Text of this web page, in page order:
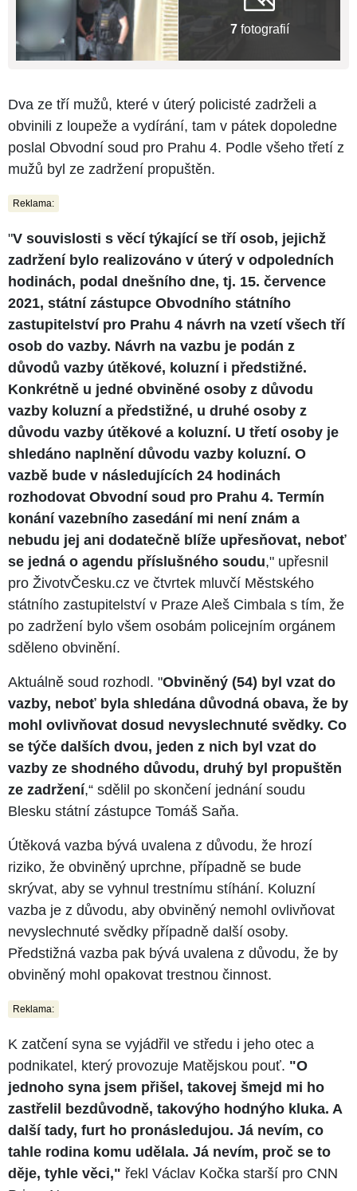
7fotografií
Dva ze tří mužů, které v úterý policisté zadrželi a
obvinili z loupeže a vydírání, tam v pátek dopoledne
poslal Obvodní soud pro Prahu 4. Podle všeho třetí z
mužů byl ze zadržení propuštěn.
Reklama:
"V souvislosti s věcí týkající se tří osob, jejichž
zadržení bylo realizováno v úterý v odpoledních
hodinách, podal dnešního dne, tj. 15. července
2021, státní zástupce Obvodního státního
zastupitelství pro Prahu 4 návrh na vzetí všech tří
osob do vazby. Návrh na vazbu je podán z
důvodů vazby útěkové, koluzní i předstižné.
Konkrétně u jedné obviněné osoby z důvodu
vazby koluzní a předstižné, u druhé osoby z
důvodu vazby útěkové a koluzní. U třetí osoby je
shledáno naplnění důvodu vazby koluzní. O
vazbě bude v následujících 24 hodinách
rozhodovat Obvodní soud pro Prahu 4. Termín
konání vazebního zasedání mi není znám a
nebudu jej ani dodatečně blíže upřesňovat, neboť
se jedná o agendu příslušného soudu," upřesnil
pro ŽivotvČesku.cz ve čtvrtek mluvčí Městského
státního zastupitelství v Praze Aleš Cimbala s tím, že
po zadržení bylo všem osobám policejním orgánem
sděleno obvinění.
Aktuálně soud rozhodl. "Obviněný (54) byl vzat do
vazby, neboť byla shledána důvodná obava, že by
mohl ovlivňovat dosud nevyslechnuté svědky. Co
se týče dalších dvou, jeden z nich byl vzat do
vazby ze shodného důvodu, druhý byl propuštěn
ze zadržení,“ sdělil po skončení jednání soudu
Blesku státní zástupce Tomáš Saňa.
Útěková vazba bývá uvalena z důvodu, že hrozí
riziko, že obviněný uprchne, případně se bude
skrývat, aby se vyhnul trestnímu stíhání. Koluzní
vazba je z důvodu, aby obviněný nemohl ovlivňovat
nevyslechnuté svědky případně další osoby.
Předstižná vazba pak bývá uvalena z důvodu, že by
obviněný mohl opakovat trestnou činnost.
Reklama:
K zatčení syna se vyjádřil ve středu i jeho otec a
podnikatel, který provozuje Matějskou pouť. "O
jednoho syna jsem přišel, takovej šmejd mi ho
zastřelil bezdůvodně, takovýho hodnýho kluka. A
další tady, furt ho pronásledujou. Já nevím, co
tahle rodina komu udělala. Já nevím, proč se to
děje, tyhle věci," řekl Václav Kočka starší pro CNN